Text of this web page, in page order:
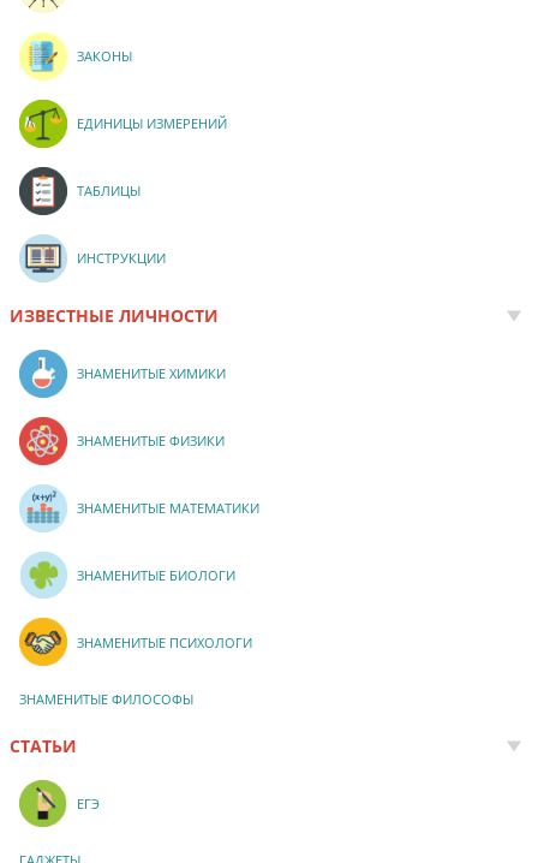
ЗАКОНЫ
ЕДИНИЦЫ ИЗМЕРЕНИЙ
ТАБЛИЦЫ
ИНСТРУКЦИИ
ИЗВЕСТНЫЕ ЛИЧНОСТИ
ЗНАМЕНИТЫЕ ХИМИКИ
ЗНАМЕНИТЫЕ ФИЗИКИ
ЗНАМЕНИТЫЕ МАТЕМАТИКИ
ЗНАМЕНИТЫЕ БИОЛОГИ
ЗНАМЕНИТЫЕ ПСИХОЛОГИ
ЗНАМЕНИТЫЕ ФИЛОСОФЫ
СТАТЬИ
ЕГЭ